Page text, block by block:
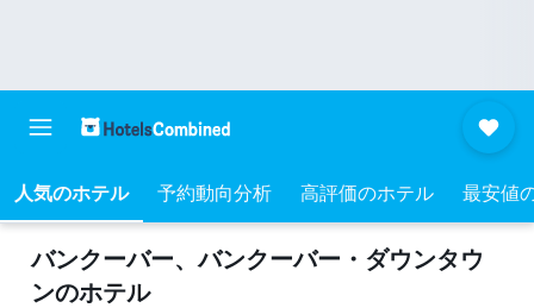
人気のホテル 予約動向分析 高評価のホテル 最安値
バンクーバー、バンクーバー・ダウンタウ
ンのホテル